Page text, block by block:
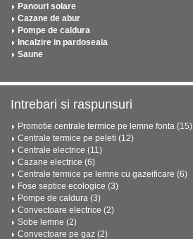
Panouri solare
Cazane de abur
Pompe de caldura
Incalzire in pardoseala
Saune
Intrebari si raspunsuri
Promotie centrale termice pe lemne fonta (15)
Centrale termice pe peleti (12)
Centrale electrice (11)
Cazane electrice (6)
Centrale termice pe lemne cu gazeificare (6)
Fose septice ecologice (3)
Pompe de caldura (3)
Convectoare electrice (2)
Sobe lemne (2)
Convectoare pe gaz (2)